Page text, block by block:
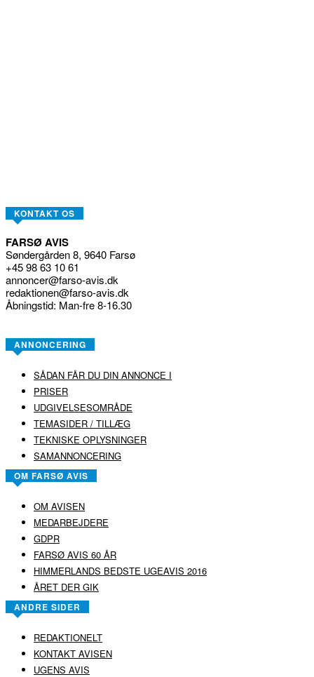
KONTAKT OS
FARSØ AVIS
Søndergården 8, 9640 Farsø
+45 98 63 10 61
annoncer@farso-avis.dk
redaktionen@farso-avis.dk
Åbningstid: Man-fre 8-16.30
ANNONCERING
SÅDAN FÅR DU DIN ANNONCE I
PRISER
UDGIVELSESOMRÅDE
TEMASIDER / TILLÆG
TEKNISKE OPLYSNINGER
SAMANNONCERING
OM FARSØ AVIS
OM AVISEN
MEDARBEJDERE
GDPR
FARSØ AVIS 60 ÅR
HIMMERLANDS BEDSTE UGEAVIS 2016
ÅRET DER GIK
ANDRE SIDER
REDAKTIONELT
KONTAKT AVISEN
UGENS AVIS